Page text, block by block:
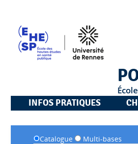
INFOS PRATIQUES
Catalogue Multi-bases